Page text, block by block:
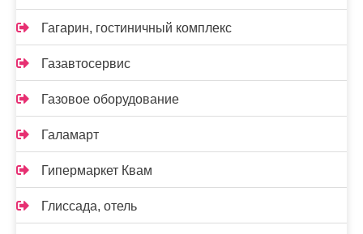
Гагарин, гостиничный комплекс
Газавтосервис
Газовое оборудование
Галамарт
Гипермаркет Квам
Глиссада, отель